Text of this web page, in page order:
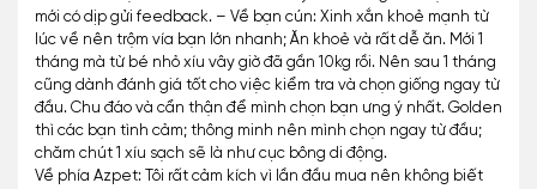
mới có dịp gửi feedback. – Về bạn cún: Xinh xắn khoẻ mạnh từ
lúc về nên trộm vía bạn lớn nhanh; Ăn khoẻ và rất dễ ăn. Mới 1
tháng mà từ bé nhỏ xíu vây giờ đã gần 10kg rồi. Nên sau 1 tháng
cũng dành đánh giá tốt cho việc kiểm tra và chọn giống ngay từ
đầu. Chu đáo và cẩn thận để mình chọn bạn ưng ý nhất. Golden
thì các bạn tình cảm; thông minh nên mình chọn ngay từ đầu;
chăm chút 1 xíu sạch sẽ là như cục bông di động.
Về phía Azpet: Tôi rất cảm kích vì lần đầu mua nên không biết